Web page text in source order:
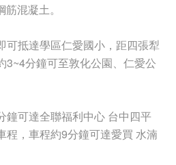
混凝土。
可抵達學區仁愛國小，距四張犁
3~4分鐘可至敦化公園、仁愛公
鐘可達全聯福利中心 台中四平
程，車程約9分鐘可達愛買 水湳